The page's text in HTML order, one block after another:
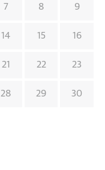
7 8 9
14 15 16
21 22 23
28 29 30